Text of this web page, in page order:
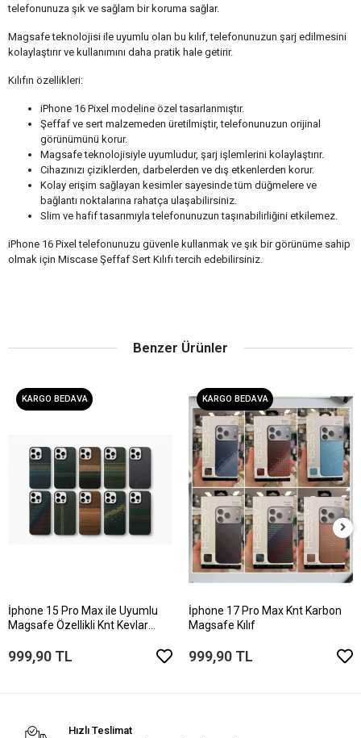
telefonunuza şık ve sağlam bir koruma sağlar.
Magsafe teknolojisi ile uyumlu olan bu kılıf, telefonunuzun şarj edilmesini
kolaylaştırır ve kullanımını daha pratik hale getirir.
Kılıfın özellikleri:
iPhone 16 Pixel modeline özel tasarlanmıştır.
Şeffaf ve sert malzemeden üretilmiştir, telefonunuzun orijinal
görünümünü korur.
Magsafe teknolojisiyle uyumludur, şarj işlemlerini kolaylaştırır.
Cihazınızı çiziklerden, darbelerden ve dış etkenlerden korur.
Kolay erişim sağlayan kesimler sayesinde tüm düğmelere ve
bağlantı noktalarına rahatça ulaşabilirsiniz.
Slim ve hafif tasarımıyla telefonunuzun taşınabilirliğini etkilemez.
iPhone 16 Pixel telefonunuzu güvenle kullanmak ve şık bir görünüme sahip
olmak için Miscase Şeffaf Sert Kılıfı tercih edebilirsiniz.
Benzer Ürünler
KARGO BEDAVA
İphone 15 Pro Max ile Uyumlu
Magsafe Özellikli Knt Kevlar
999,90 TL
KARGO BEDAVA
İphone 17 Pro Max Knt Karbon
Magsafe Kılıf
999,90 TL
Hızlı Teslimat